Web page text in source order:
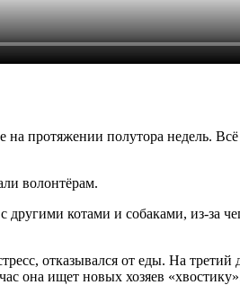
протяжении полутора недель.
волонтёрам.
котами и собаками, из-за
отказывался от еды. На третий
она ищет новых хозяев